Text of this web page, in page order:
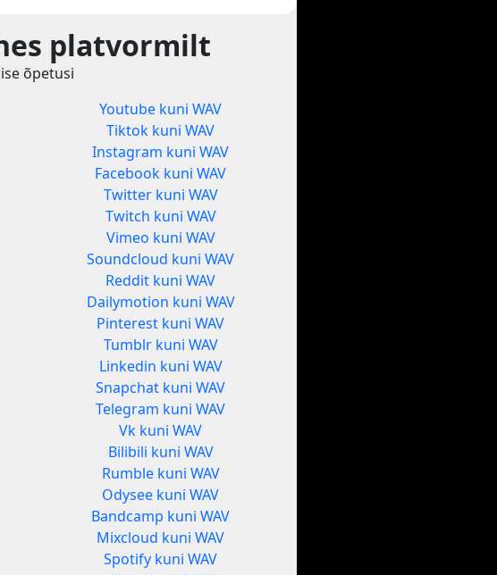
platvormilt
õpetusi
Youtube kuni WAV
Tiktok kuni WAV
Instagram kuni WAV
Facebook kuni WAV
Twitter kuni WAV
Twitch kuni WAV
Vimeo kuni WAV
Soundcloud kuni WAV
Reddit kuni WAV
Dailymotion kuni WAV
Pinterest kuni WAV
Tumblr kuni WAV
Linkedin kuni WAV
Snapchat kuni WAV
Telegram kuni WAV
Vk kuni WAV
Bilibili kuni WAV
Rumble kuni WAV
Odysee kuni WAV
Bandcamp kuni WAV
Mixcloud kuni WAV
Spotify kuni WAV